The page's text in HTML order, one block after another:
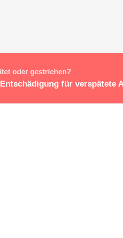
oder gestrichen?
für verspätete